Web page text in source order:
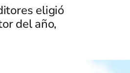
eligió
del año,